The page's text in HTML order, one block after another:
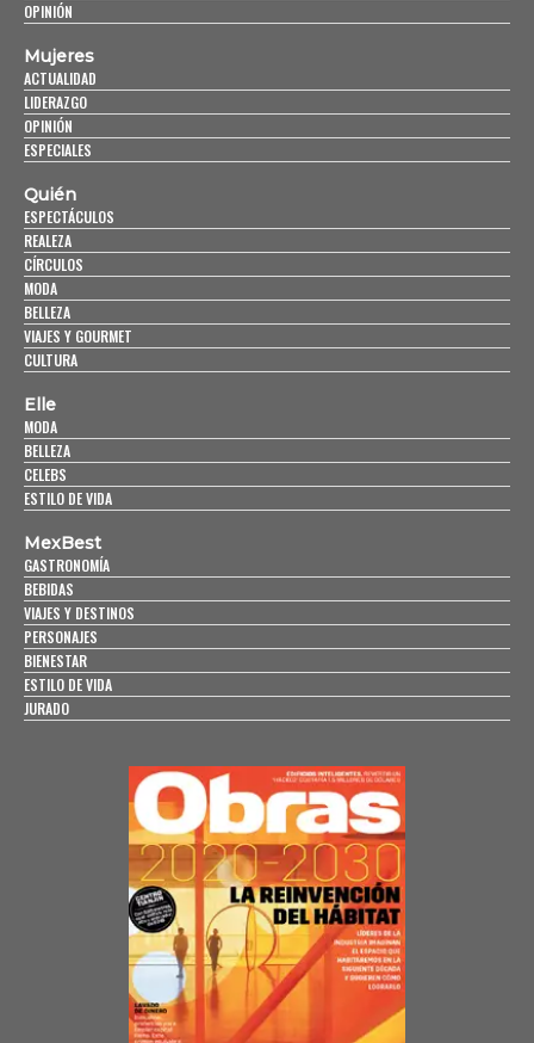
OPINIÓN
Mujeres
ACTUALIDAD
LIDERAZGO
OPINIÓN
ESPECIALES
Quién
ESPECTÁCULOS
REALEZA
CÍRCULOS
MODA
BELLEZA
VIAJES Y GOURMET
CULTURA
Elle
MODA
BELLEZA
CELEBS
ESTILO DE VIDA
MexBest
GASTRONOMÍA
BEBIDAS
VIAJES Y DESTINOS
PERSONAJES
BIENESTAR
ESTILO DE VIDA
JURADO